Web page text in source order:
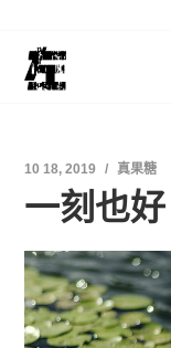
10 18, 2019 真果糖
一刻也好